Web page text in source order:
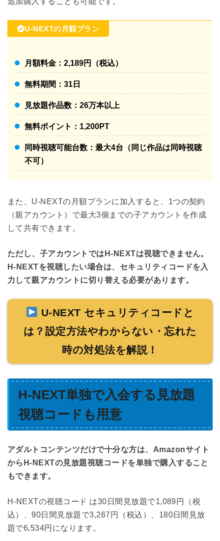
U-NEXTの月額プラン
月額料金：2,189円（税込）
無料期間：31日
見放題作品数：26万本以上
無料ポイント：1,200PT
同時視聴可能台数：最大4台（同じ作品は同時視聴
不可）
また、U-NEXTの月額プランに加入すると、1つの契約
（親アカウント）で最大3個までの子アカウントを作成
して共有できます。
ただし、子アカウントではH-NEXTは視聴できません。
H-NEXTを視聴したい場合は、セキュリティコードを入
力して親アカウントに切り替える必要があります。
U-NEXT セキュリティコードと
は？設定方法やわからない・忘れた
時の対処法を解説！
H-NEXT単独で入会する見放題
視聴コードも用意
アダルトコンテンツだけで十分な方は、Amazonサイト
からH-NEXTの見放題視聴コードを単独で購入すること
もできます。
H-NEXTの視聴コード は30日間見放題で1,089円（税
込）、90日間見放題で3,267円（税込）、180日間見放
題で6,534円になります。